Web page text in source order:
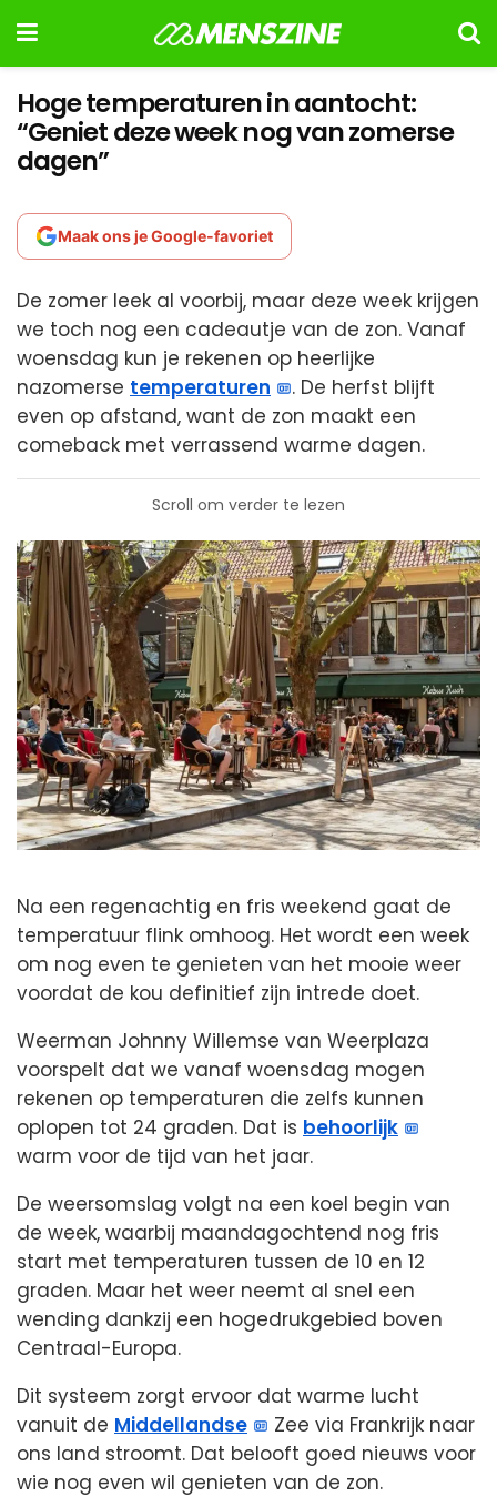
Hoge temperaturen in aantocht:
“Geniet deze week nog van zomerse
dagen”
Maak ons je Google-favoriet
De zomer leek al voorbij, maar deze week krijgen
we toch nog een cadeautje van de zon. Vanaf
woensdag kun je rekenen op heerlijke
nazomerse temperaturen
. De herfst blijft
even op afstand, want de zon maakt een
comeback met verrassend warme dagen.
Scroll om verder te lezen
Na een regenachtig en fris weekend gaat de
temperatuur flink omhoog. Het wordt een week
om nog even te genieten van het mooie weer
voordat de kou definitief zijn intrede doet.
Weerman Johnny Willemse van Weerplaza
voorspelt dat we vanaf woensdag mogen
rekenen op temperaturen die zelfs kunnen
oplopen tot 24 graden. Dat is behoorlijk
warm voor de tijd van het jaar.
De weersomslag volgt na een koel begin van
de week, waarbij maandagochtend nog fris
start met temperaturen tussen de 10 en 12
graden. Maar het weer neemt al snel een
wending dankzij een hogedrukgebied boven
Centraal-Europa.
Dit systeem zorgt ervoor dat warme lucht
vanuit de Middellandse
Zee via Frankrijk naar
ons land stroomt. Dat belooft goed nieuws voor
wie nog even wil genieten van de zon.